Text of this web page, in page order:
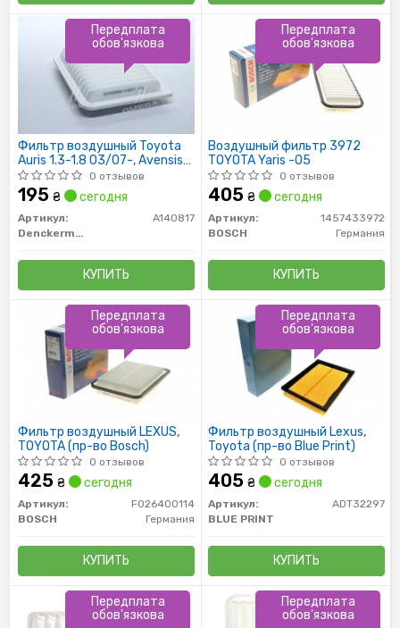
Фильтр воздушный Toyota
Auris 1.3-1.8 03/07-, Avensis
1.6-2.0 02/09-, RAV 4 2.0
12/08-
0 отзывов
195 ₴ сегодня
Артикул:
A140817
Denckermann
КУПИТЬ
Передплата
обов'язкова
Воздушный фильтр 3972
TOYOTA Yaris -05
0 отзывов
405 ₴ сегодня
Артикул:
1457433972
BOSCH
Германия
КУПИТЬ
Передплата
обов'язкова
Фильтр воздушный LEXUS,
TOYOTA (пр-во Bosch)
0 отзывов
425 ₴ сегодня
Артикул:
F026400114
BOSCH
Германия
КУПИТЬ
Передплата
обов'язкова
Фильтр воздушный Lexus,
Toyota (пр-во Blue Print)
0 отзывов
405 ₴ сегодня
Артикул:
ADT32297
BLUE PRINT
КУПИТЬ
Передплата
обов'язкова
Передплата
обов'язкова
Передплата
обов'язкова